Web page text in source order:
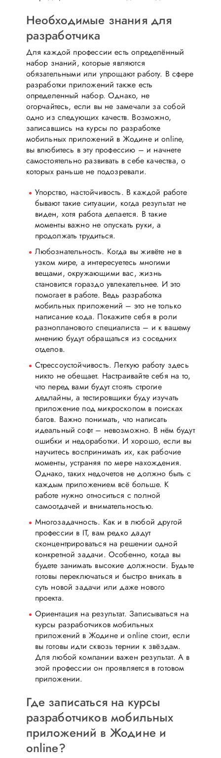
Необходимые знания для
разработчика
Для каждой профессии есть определённый
набор знаний, которые являются
обязательными или упрощают работу. В сфере
разработки приложений также есть
определенный набор. Однако, не
огорчайтесь, если вы не замечали за собой
одно из следующих качеств. Возможно,
записавшись на курсы по разработке
мобильных приложений в Жодине и online,
вы влюбитесь в эту профессию – и начнете
самостоятельно развивать в себе качества, о
которых раньше не подозревали.
Упорство, настойчивость. В каждой работе
бывают такие ситуации, когда результат не
виден, хотя работа делается. В такие
моменты важно не опускать руки, а
продолжать трудиться.
Любознательность. Когда вы живёте не в
узком мире, а интересуетесь многими
вещами, окружающими вас, жизнь
становится гораздо увлекательнее. И это
помогает в работе. Ведь разработка
мобильных приложений – это не только
написание кода. Покажите себя в роли
разнопланового специалиста – и к вашему
мнению будут обращаться из соседних
отделов.
Стрессоустойчивость. Легкую работу здесь
никто не обещает. Настраивайте себя на то,
что перед вами будут стоять строгие
дедлайны, а тестировщики буду изучать
приложение под микроскопом в поисках
багов. Важно понимать, что написать
идеальный софт – невозможно. В нём будут
ошибки и недоработки. И хорошо, если вы
научитесь воспринимать их, как рабочие
моменты, устраняя по мере нахождения.
Однако, таких недочетов не должно быть с
каждым приложением всё больше. К
работе нужно относиться с полной
самоотдачей и внимательностью.
Многозадачность. Как и в любой другой
профессии в IT, вам редко дадут
сконцентрироваться на решении одной
конкретной задачи. Особенно, когда вы
будете занимать высокие должности. Будьте
готовы переключаться и быстро вникать в
суть новой задачи или даже нового
проекта.
Ориентация на результат. Записываться на
курсы разработчиков мобильных
приложений в Жодине и online стоит, если
вы готовы идти сквозь тернии к звёздам.
Для любой компании важен результат. А в
этой профессии он проявляется в готовом
приложении.
Где записаться на курсы
разработчиков мобильных
приложений в Жодине и
online?